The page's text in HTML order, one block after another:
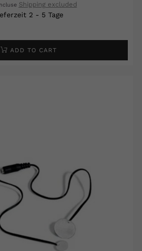
Shipping excluded
2 - 5 Tage
ADD TO CART